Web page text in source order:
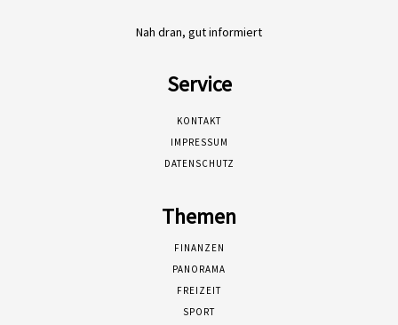
Nah dran, gut informiert
Service
KONTAKT
IMPRESSUM
DATENSCHUTZ
Themen
FINANZEN
PANORAMA
FREIZEIT
SPORT